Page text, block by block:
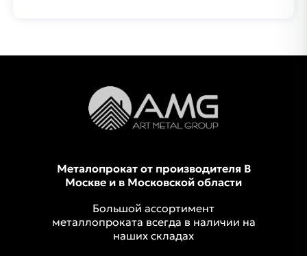
Металопрокат от производителя В
Москве и в Московской области
Большой ассортимент
металлопроката всегда в наличии на
наших складах